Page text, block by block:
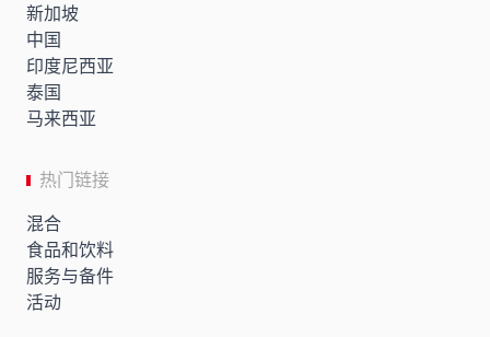
新加坡
中国
印度尼西亚
泰国
马来西亚
热门链接
混合
食品和饮料
服务与备件
活动